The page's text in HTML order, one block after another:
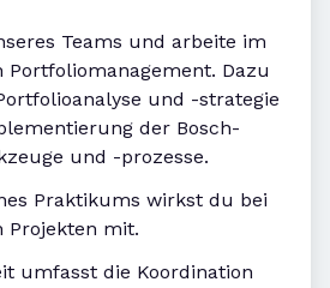
Teams und arbeite im
Portfoliomanagement. Dazu
und -strategie
der Bosch-
und -prozesse.
Praktikums wirkst du bei
Projekten mit.
umfasst die Koordination